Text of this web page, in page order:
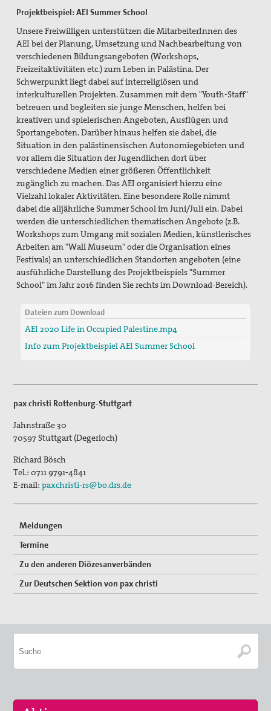
Projektbeispiel: AEI Summer School
Unsere Freiwilligen unterstützen die MitarbeiterInnen des
AEI bei der Planung, Umsetzung und Nachbearbeitung von
verschiedenen Bildungsangeboten (Workshops,
Freizeitaktivitäten etc.) zum Leben in Palästina. Der
Schwerpunkt liegt dabei auf interreligiösen und
interkulturellen Projekten. Zusammen mit dem "Youth-Staff"
betreuen und begleiten sie junge Menschen, helfen bei
kreativen und spielerischen Angeboten, Ausflügen und
Sportangeboten. Darüber hinaus helfen sie dabei, die
Situation in den palästinensischen Autonomiegebieten und
vor allem die Situation der Jugendlichen dort über
verschiedene Medien einer größeren Öffentlichkeit
zugänglich zu machen. Das AEI organisiert hierzu eine
Vielzahl lokaler Aktivitäten. Eine besondere Rolle nimmt
dabei die alljährliche Summer School im Juni/Juli ein. Dabei
werden die unterschiedlichen thematischen Angebote (z.B.
Workshops zum Umgang mit sozialen Medien, künstlerisches
Arbeiten am "Wall Museum" oder die Organisation eines
Festivals) an unterschiedlichen Standorten angeboten (eine
ausführliche Darstellung des Projektbeispiels "Summer
School" im Jahr 2016 finden Sie rechts im Download-Bereich).
Dateien zum Download
AEI 2020 Life in Occupied Palestine.mp4
Info zum Projektbeispiel AEI Summer School
pax christi Rottenburg-Stuttgart
Jahnstraße 30
70597 Stuttgart (Degerloch)
Richard Bösch
Tel.:0711 9791-4841
E-mail:paxchristi-rs@bo.drs.de
Meldungen
Termine
Zu den anderen Diözesanverbänden
Zur Deutschen Sektion von pax christi